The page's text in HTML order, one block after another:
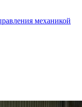
механикой